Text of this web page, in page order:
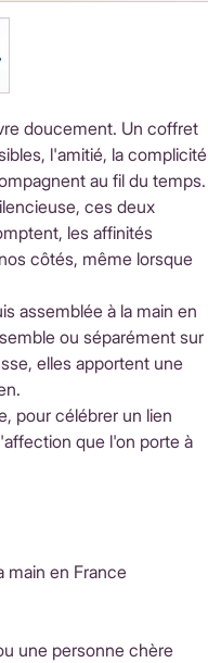
doucement. Un coffret
l'amitié, la complicité
au fil du temps.
ces deux
les affinités
côtés, même lorsque
assemblée à la main en
ou séparément sur
elles apportent une
pour célébrer un lien
que l'on porte à
main en France
une personne chère